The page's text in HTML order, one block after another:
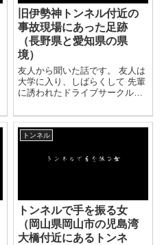
旧伊勢神トンネル付近の
事故現場にあった足跡
（長野県と愛知県の県
境）
友人から聞いた話です。 友人は
大学に入り、しばらくして 先輩
に誘われたドライブサークルに
てすぐ高速道路を使わずにどこ
まで行けるのか？ という企画で
旅をすることになりました。 出
トンネル
トンネルで手を振る女
（岡山県岡山市の児島湾
大橋付近にあるトンネ